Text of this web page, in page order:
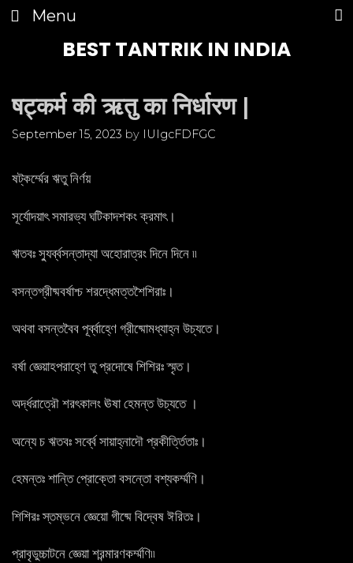
Skip
to
Menu
BEST TANTRIK IN INDIA
षट्कर्म की ऋतु का निर्धारण |
September 15, 2023 by IUIgcFDFGC
ষট্‌কর্ম্মের ঋতু নির্ণয়
সূর্যোদয়াৎ সমারভ্য ঘটিকাদশকং ক্রমাৎ।
ঋতবঃ স্যুৰ্ব্বসন্তাদ্যা অহোরাত্রং দিনে দিনে ৷৷
বসন্তগ্রীষ্মবর্ষাশ্চ শরদ্ধেমত্তশৈশিরাঃ।
অথবা বসন্তবৈব পূৰ্ব্বাহ্ণে গ্রীষ্মোমধ্যাহ্ন উচ্যতে।
বর্ষা জ্ঞেয়াহপরাহ্ণে তু প্রদোষে শিশিরঃ স্মৃত।
অর্দ্ধরাত্রৌ শরৎকালং ঊষা হেমন্ত উচ্যতে ।
অন্যে চ ঋতবঃ সর্ব্বে সায়াহ্নাদৌ প্রকীৰ্ত্তিতাঃ।
হেমন্তঃ শান্তি প্রোক্তো বসন্তো বশ্যকৰ্ম্মণি।
শিশিরঃ স্তম্ভনে জ্ঞেয়ো গীষ্মে বিদ্বেষ ঈরিতঃ।
প্রাবৃডুচ্চাটনে জ্ঞেয়া শরন্মারণকর্ম্মণি৷৷